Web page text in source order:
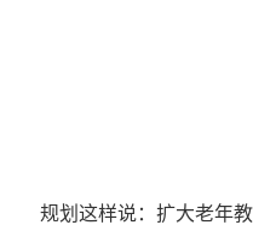
规划这样说：扩大老年